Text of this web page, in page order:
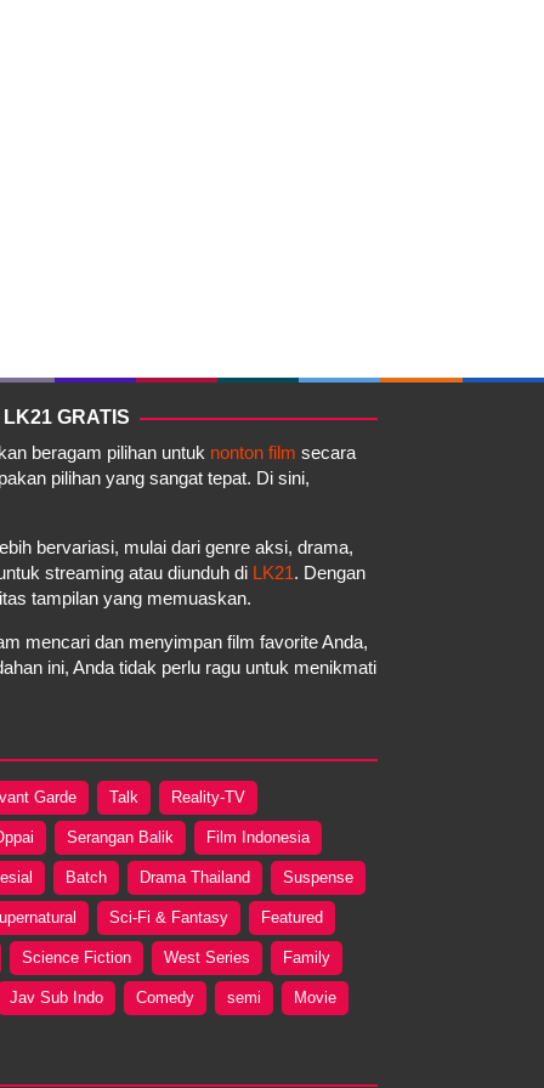
GRATIS
beragam pilihan untuk nonton film secara
pilihan yang sangat tepat. Di sini,
bervariasi, mulai dari genre aksi, drama,
streaming atau diunduh di LK21. Dengan
tampilan yang memuaskan.
mencari dan menyimpan film favorite Anda,
ini, Anda tidak perlu ragu untuk menikmati
Garde Talk Reality-TV
Serangan Balik Film Indonesia
Batch Drama Thailand Suspense
Sci-Fi & Fantasy Featured
Science Fiction West Series Family
Jav Sub Indo Comedy semi Movie